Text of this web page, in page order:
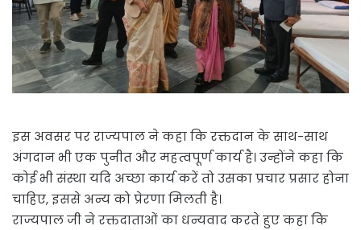
इस अवसर पर राज्यपाल ने कहा कि रक्तदान के साथ-साथ
अंगदान भी एक पुनीत और महत्वपूर्ण कार्य है। उन्होंने कहा कि
कोई भी संस्था यदि अच्छा कार्य करें तो उसका प्रचार प्रसार होना
चाहिए, इससे अन्य को प्रेरणा मिलती है।
राज्यपाल जी ने रक्तदाताओं का धन्यवाद करते हुए कहा कि